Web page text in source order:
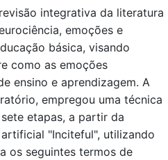
integrativa da literatura
emoções e
básica, visando
como as emoções
ensino e aprendizagem. A
empregou uma técnica
etapas, a partir da
"Inciteful", utilizando
os seguintes termos de